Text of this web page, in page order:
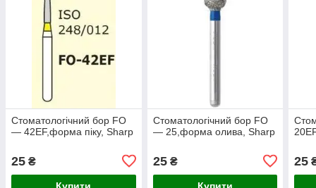
Стоматологічний бор FO
— 42EF,форма піку, Sharp
25 ₴
Стоматологічний бор FO
— 25,форма олива, Sharp
25₴ 25